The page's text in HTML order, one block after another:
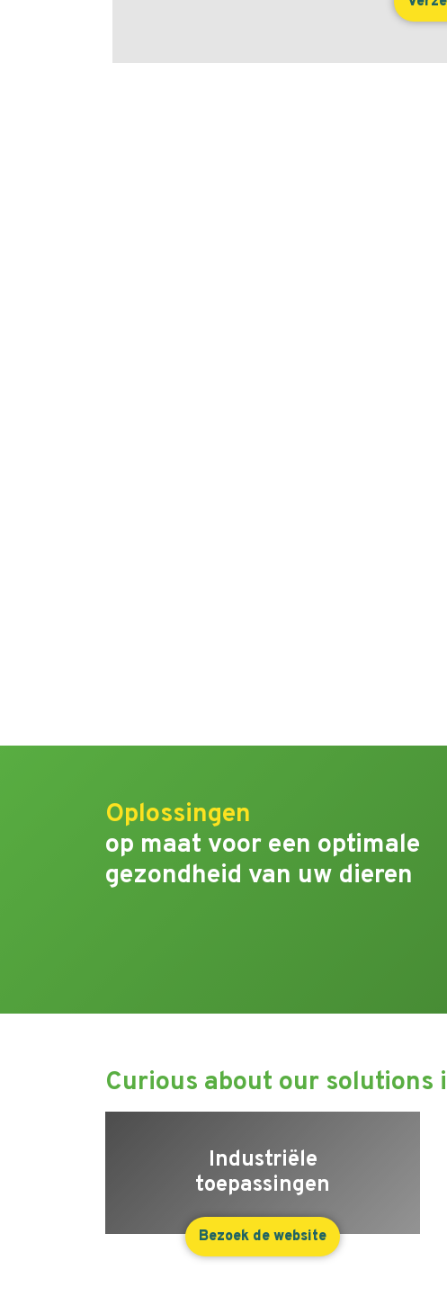
Oplossingen
op maat voor een optimale
gezondheid van uw dieren
Curious about our solutions
Industriële
toepassingen
Bezoek de website